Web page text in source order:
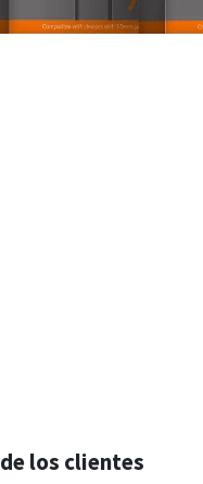
los clientes